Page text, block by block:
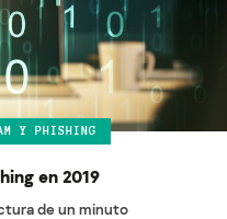
Y PHISHING
en 2019
de un minuto